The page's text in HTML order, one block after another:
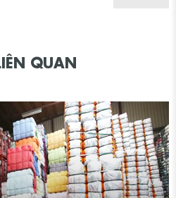
QUAN